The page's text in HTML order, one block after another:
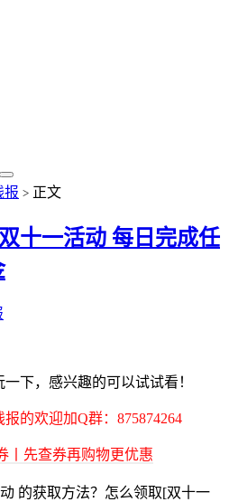
报 > 正文
十一活动 每日完成任
下，感兴趣的可以试试看！
的欢迎加Q群：875874264
丨先查券再购物更优惠
的获取方法？怎么领取[双十一